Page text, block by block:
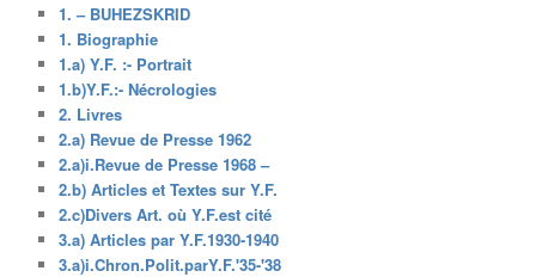
1. – BUHEZSKRID
1. Biographie
1.a) Y.F. :- Portrait
1.b)Y.F.:- Nécrologies
2. Livres
2.a) Revue de Presse 1962
2.a)i.Revue de Presse 1968 –
2.b) Articles et Textes sur Y.F.
2.c)Divers Art. où Y.F.est cité
3.a) Articles par Y.F.1930-1940
3.a)i.Chron.Polit.parY.F.'35-'38